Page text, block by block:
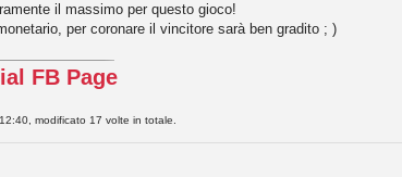
il massimo per questo gioco!
per coronare il vincitore sarà ben gradito ; )
FB Page
modificato 17 volte in totale.